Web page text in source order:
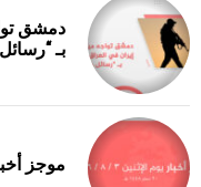
دمشق
بـ
موجز